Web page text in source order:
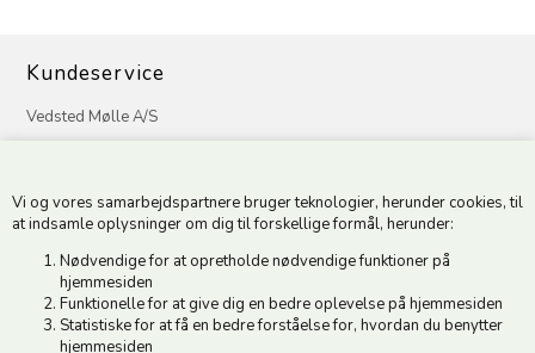
Vi og vores samarbejdspartnere bruger teknologier, herunder cookies, til
at indsamle oplysninger om dig til forskellige formål, herunder:
Nødvendige for at opretholde nødvendige funktioner på
hjemmesiden
Funktionelle for at give dig en bedre oplevelse på hjemmesiden
Statistiske for at få en bedre forståelse for, hvordan du benytter
hjemmesiden
Kundeservice
Vedsted Mølle A/S
CVR 49879415 Mailvedstedmoelle@post.tele.dk
Åbningstider: Man-Fre 9.00-17.00 | Middagslukket 12.00-12.30 |
Lørdag 9.00-12.00